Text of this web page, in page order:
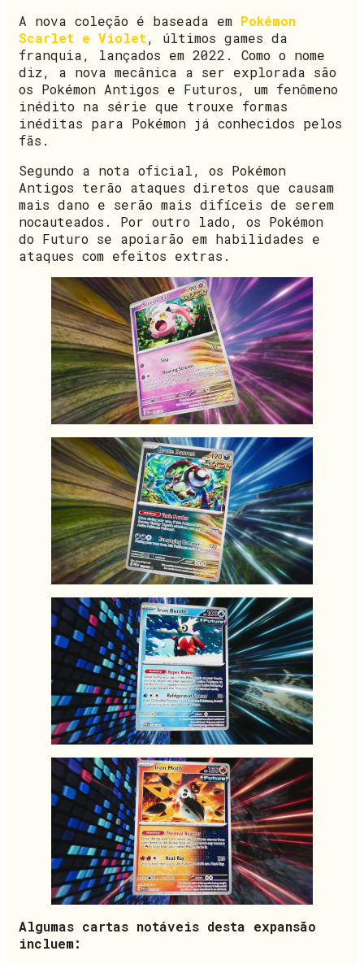
A nova coleção é baseada em Pokémon
Scarlet e Violet, últimos games da
franquia, lançados em 2022. Como o nome
diz, a nova mecânica a ser explorada são
os Pokémon Antigos e Futuros, um fenômeno
inédito na série que trouxe formas
inéditas para Pokémon já conhecidos pelos
fãs.
Segundo a nota oficial, os Pokémon
Antigos terão ataques diretos que causam
mais dano e serão mais difíceis de serem
nocauteados. Por outro lado, os Pokémon
do Futuro se apoiarão em habilidades e
ataques com efeitos extras.
Algumas cartas notáveis desta expansão
incluem: